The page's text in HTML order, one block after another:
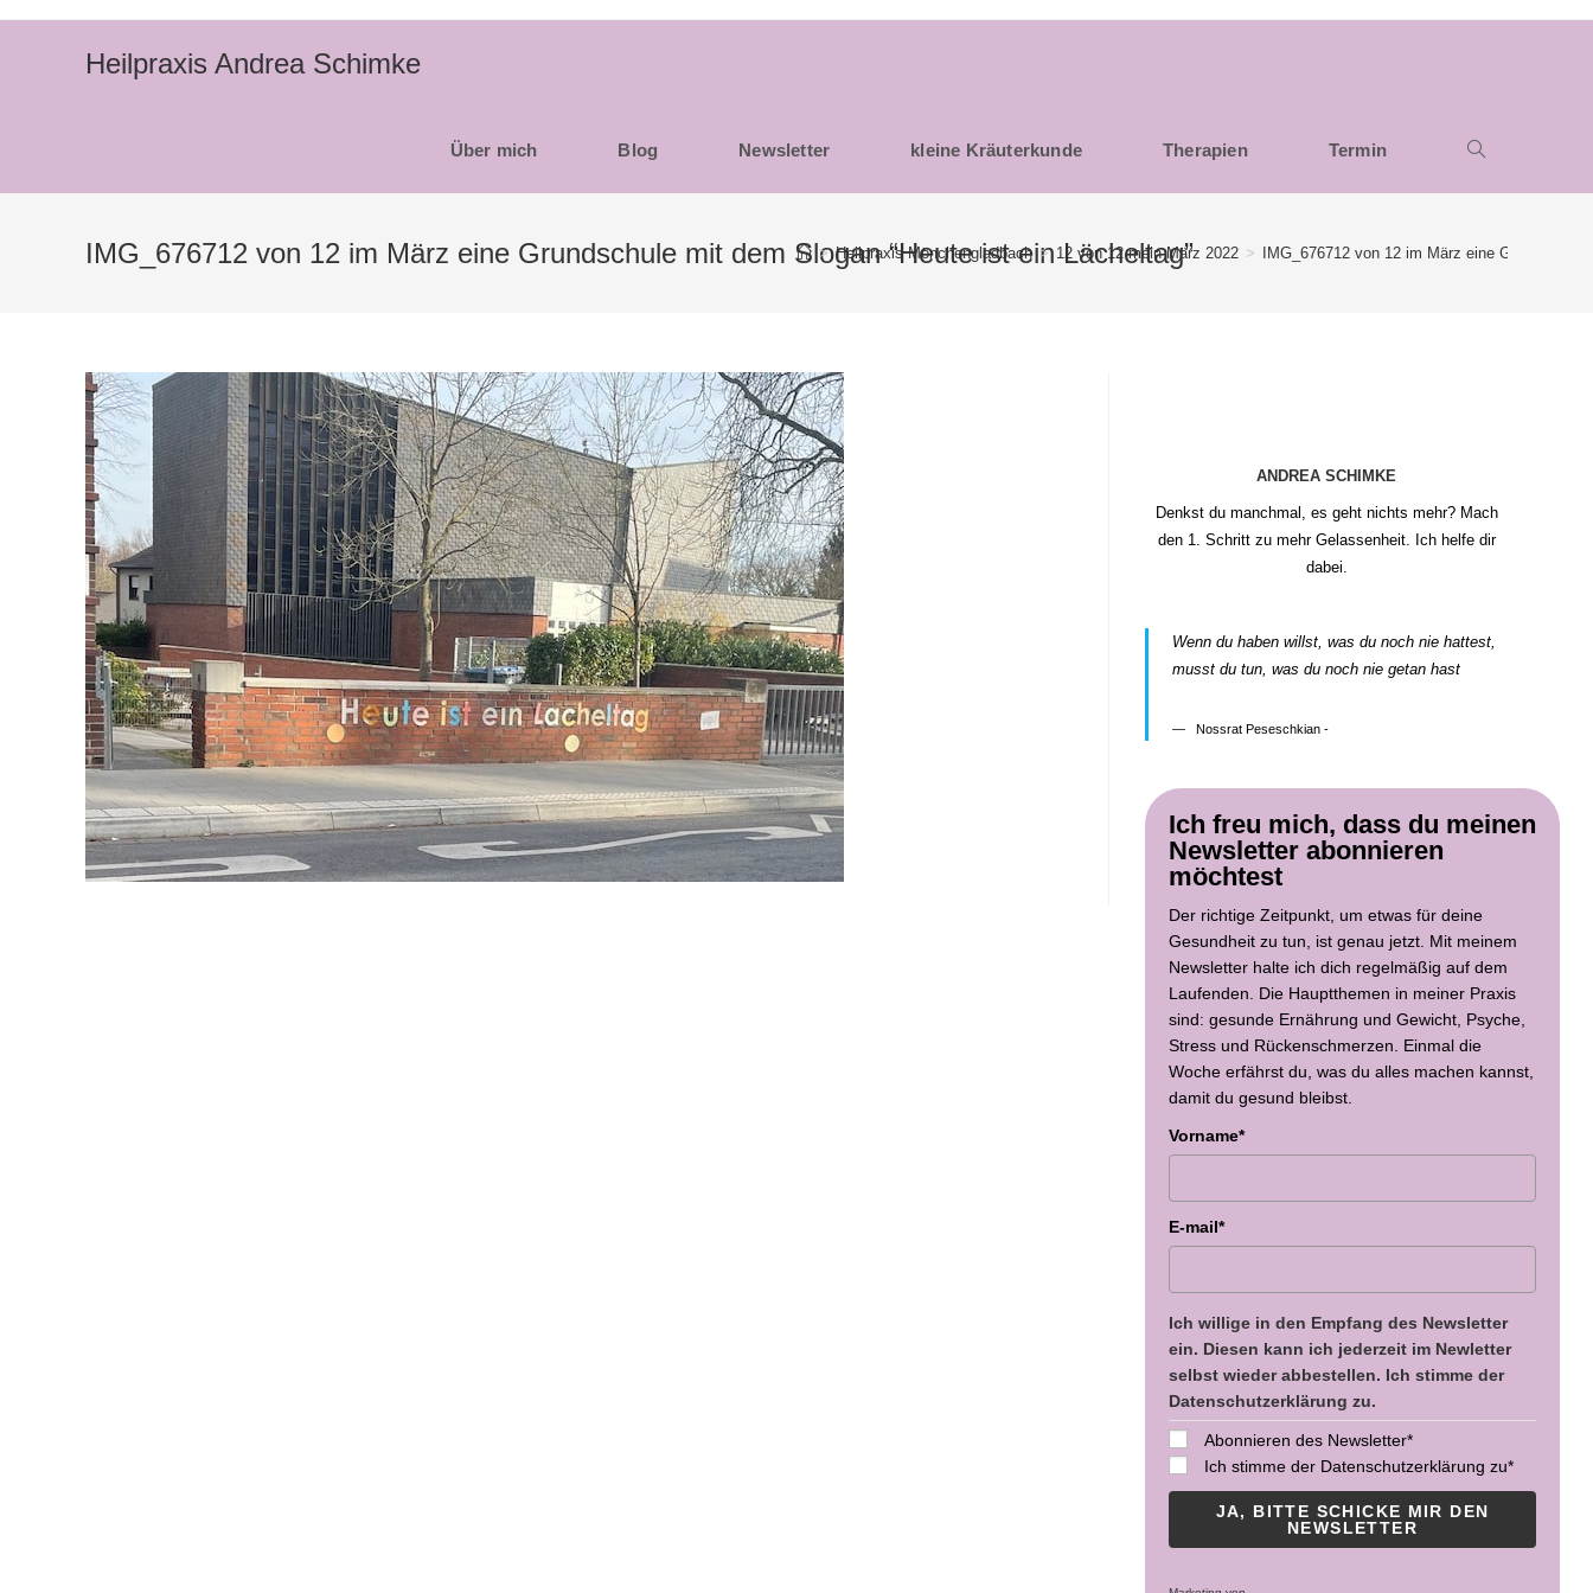
Heilpraxis Andrea Schimke
Über mich Blog Newsletter kleine Kräuterkunde Therapien Termin
IMG_676712 von 12 im März eine Grundschule mit dem Slogan “Heute ist ein Lächeltag”
> Heilpraxis Mönchengladbach > 12 von 12 mein März 2022 > IMG_676712 von 12 im März eine
ANDREA SCHIMKE
Denkst du manchmal, es geht nichts mehr? Mach
den 1. Schritt zu mehr Gelassenheit. Ich helfe dir
dabei.
Wenn du haben willst, was du noch nie hattest,
musst du tun, was du noch nie getan hast
Nossrat Peseschkian -
Ich freu mich, dass du meinen
Newsletter abonnieren
möchtest
Der richtige Zeitpunkt, um etwas für deine
Gesundheit zu tun, ist genau jetzt. Mit meinem
Newsletter halte ich dich regelmäßig auf dem
Laufenden. Die Hauptthemen in meiner Praxis
sind: gesunde Ernährung und Gewicht, Psyche,
Stress und Rückenschmerzen. Einmal die
Woche erfährst du, was du alles machen kannst,
damit du gesund bleibst.
Vorname*
E-mail*
Ich willige in den Empfang des Newsletter
ein. Diesen kann ich jederzeit im Newletter
selbst wieder abbestellen. Ich stimme der
Datenschutzerklärung zu.
Abonnieren des Newsletter*
Ich stimme der Datenschutzerklärung zu*
JA, BITTE SCHICKE MIR DEN
NEWSLETTER